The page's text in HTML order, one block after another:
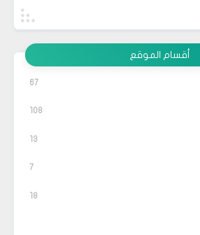
أقسام الموقع
67
108
13
7
18